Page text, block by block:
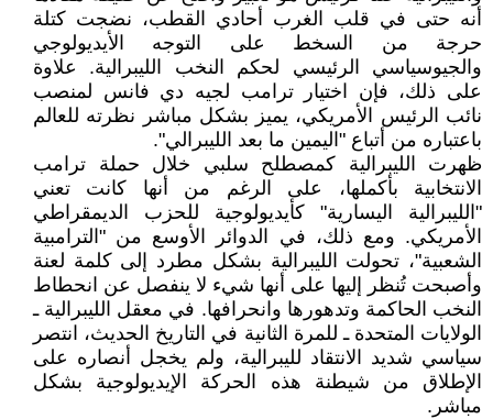
أنه حتى في قلب الغرب أحادي القطب، نضجت كتلة
حرجة من السخط على التوجه الأيديولوجي
والجيوسياسي الرئيسي لحكم النخب الليبرالية. علاوة
على ذلك، فإن اختيار ترامب لجيه دي فانس لمنصب
نائب الرئيس الأمريكي، يميز بشكل مباشر نظرته للعالم
باعتباره من أتباع "اليمين ما بعد الليبرالي".
ظهرت الليبرالية كمصطلح سلبي خلال حملة ترامب
الانتخابية بأكملها، على الرغم من أنها كانت تعني
"الليبرالية اليسارية" كأيديولوجية للحزب الديمقراطي
الأمريكي. ومع ذلك، في الدوائر الأوسع من "الترامبية
الشعبية"، تحولت الليبرالية بشكل مطرد إلى كلمة لعنة
وأصبحت تُنظر إليها على أنها شيء لا ينفصل عن انحطاط
النخب الحاكمة وتدهورها وانحرافها. في معقل الليبرالية ـ
الولايات المتحدة ـ للمرة الثانية في التاريخ الحديث، انتصر
سياسي شديد الانتقاد لليبرالية، ولم يخجل أنصاره على
الإطلاق من شيطنة هذه الحركة الإيديولوجية بشكل
مباشر.